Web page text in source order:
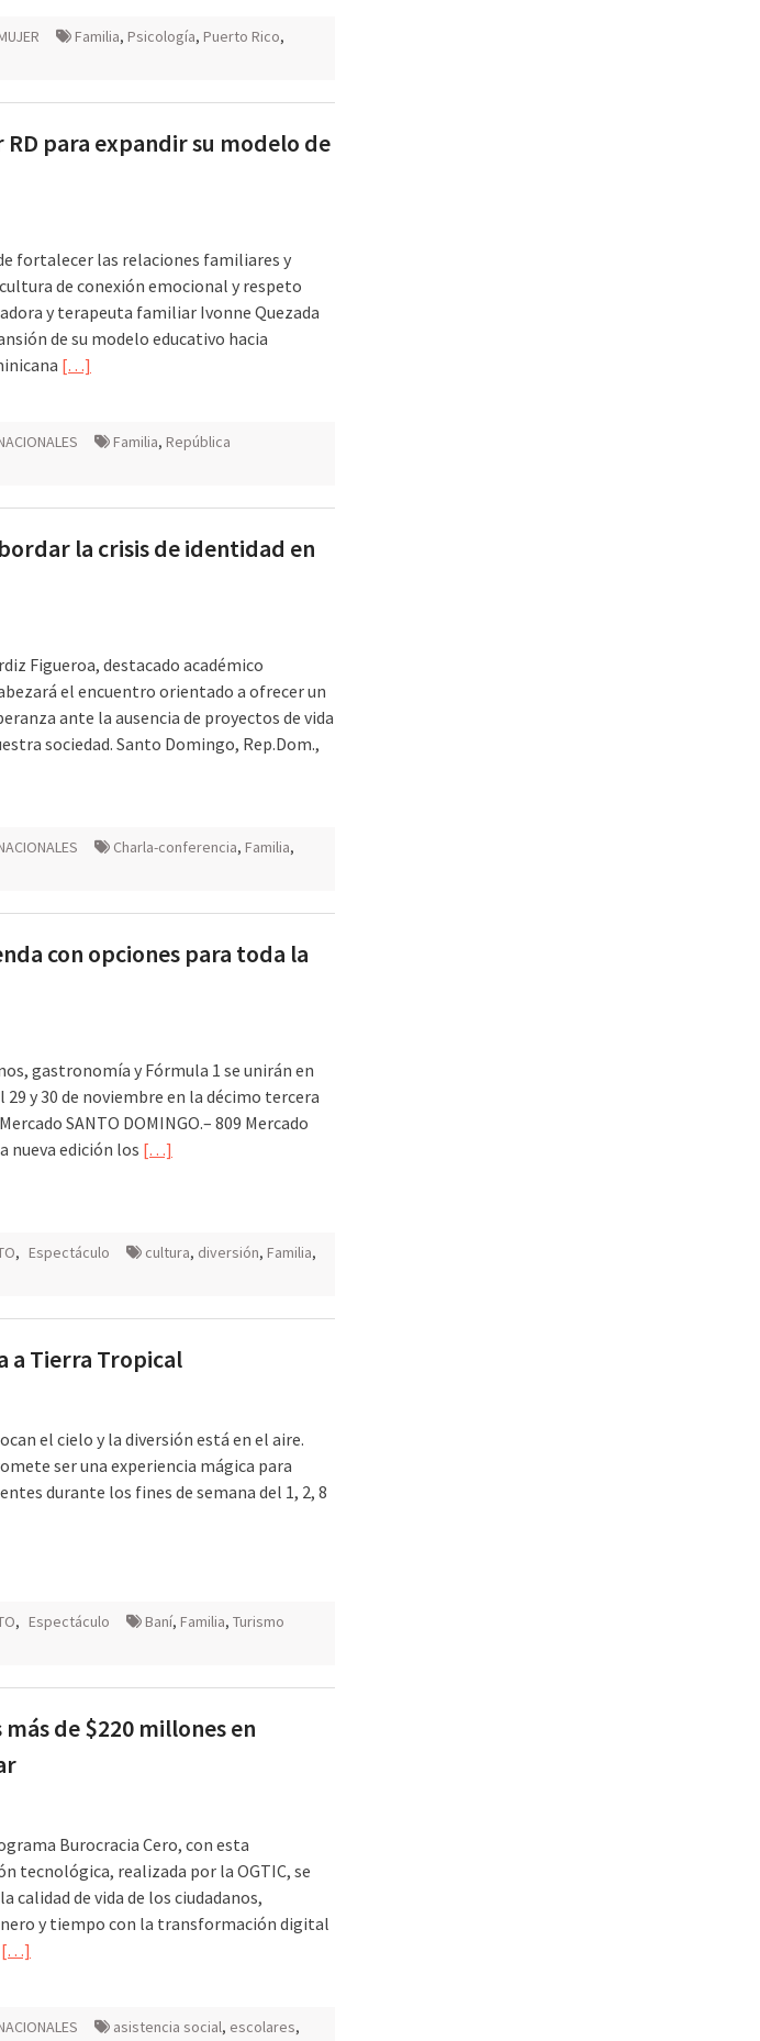
Familia, Psicología, Puerto Rico,
para expandir su modelo de
fortalecer las relaciones familiares y
de conexión emocional y respeto
y terapeuta familiar Ivonne Quezada
de su modelo educativo hacia
[…]
Familia, República
la crisis de identidad en
Figueroa, destacado académico
el encuentro orientado a ofrecer un
ante la ausencia de proyectos de vida
sociedad. Santo Domingo, Rep.Dom.,
Charla-conferencia, Familia,
con opciones para toda la
gastronomía y Fórmula 1 se unirán en
29 y 30 de noviembre en la décimo tercera
SANTO DOMINGO.– 809 Mercado
nueva edición los […]
, Espectáculo cultura, diversión, Familia,
a Tierra Tropical
el cielo y la diversión está en el aire.
ser una experiencia mágica para
durante los fines de semana del 1, 2, 8
, Espectáculo Baní, Familia, Turismo
de $220 millones en
Burocracia Cero, con esta
tecnológica, realizada por la OGTIC, se
calidad de vida de los ciudadanos,
y tiempo con la transformación digital
[…]
asistencia social, escolares,